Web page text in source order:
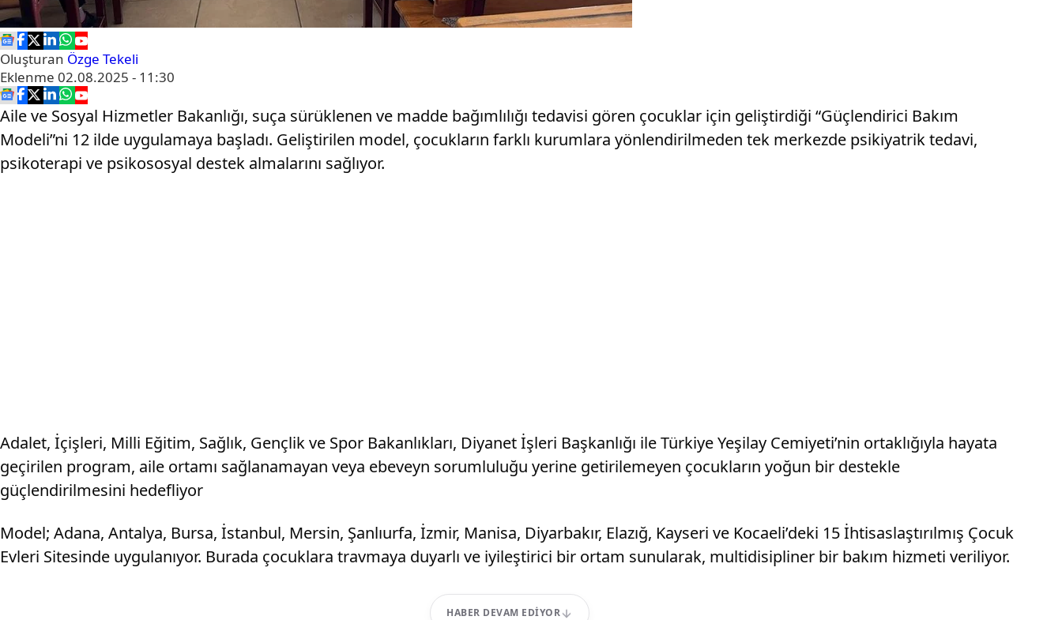
Oluşturan Özge Tekeli
Eklenme 02.08.2025 - 11:30
Aile ve Sosyal Hizmetler Bakanlığı, suça sürüklenen ve madde bağımlılığı tedavisi gören çocuklar için geliştirdiği “Güçlendirici Bakım
Modeli”ni 12 ilde uygulamaya başladı. Geliştirilen model, çocukların farklı kurumlara yönlendirilmeden tek merkezde psikiyatrik tedavi,
psikoterapi ve psikososyal destek almalarını sağlıyor.
Adalet, İçişleri, Milli Eğitim, Sağlık, Gençlik ve Spor Bakanlıkları, Diyanet İşleri Başkanlığı ile Türkiye Yeşilay Cemiyeti’nin ortaklığıyla hayata
geçirilen program, aile ortamı sağlanamayan veya ebeveyn sorumluluğu yerine getirilemeyen çocukların yoğun bir destekle
güçlendirilmesini hedefliyor
Model; Adana, Antalya, Bursa, İstanbul, Mersin, Şanlıurfa, İzmir, Manisa, Diyarbakır, Elazığ, Kayseri ve Kocaeli’deki 15 İhtisaslaştırılmış Çocuk
Evleri Sitesinde uygulanıyor. Burada çocuklara travmaya duyarlı ve iyileştirici bir ortam sunularak, multidisipliner bir bakım hizmeti veriliyor.
HABER DEVAM EDIYOR